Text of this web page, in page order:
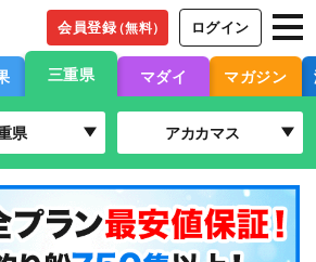
会員登録（無料） ログイン
三重県 マダイ マガジン
県 アカカマス